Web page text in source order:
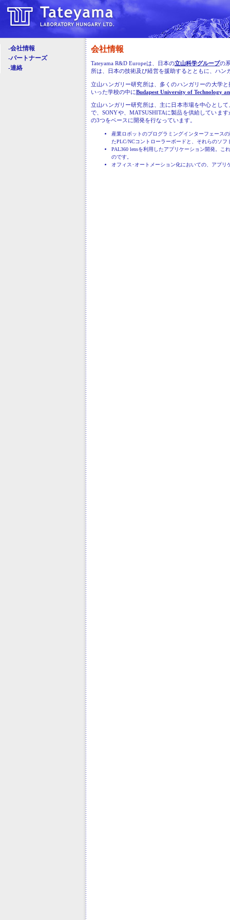
-会社情報
-パートナーズ
-連絡
会社情報
Tateyama R&D Europeは、日本の立山科学グループの
所は、日本の技術及び経営を援助するとともに、ハ
立山ハンガリー研究所は、多くのハンガリーの大学
いった学校の中にBudapest University of Technology
立山ハンガリー研究所は、主に日本市場を中心とし
で、SONYや、MATSUSHITAに製品を供給していま
の3つをベースに開発を行なっています。
産業ロボットのプログラミングインターフェース
たPLC/NCコントローラーボードと、それらのソフ
PAL360 lensを利用したアプリケーション開発。こ
のです。
オフィス･オートメーション化においての、アプリ